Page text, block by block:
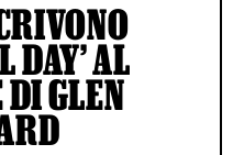
DAY’ AL
GLEN